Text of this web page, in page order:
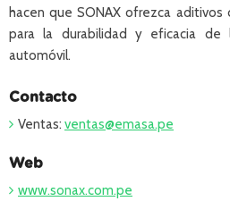
hacen que SONAX ofrezca
para la durabilidad y eficacia
automóvil.
Contacto
Ventas: ventas@emasa.pe
Web
www.sonax.com.pe